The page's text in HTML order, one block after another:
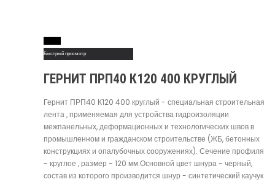
Быстрый просмотр
ГЕРНИТ ПРП40 К120 400 КРУГЛЫЙ
Гернит ПРП40 К120 400 круглый - специальная строительная
лента , применяемая для устройства гидроизоляции
межпанельных, деформационных и технологических швов в
промышленном и гражданском строительстве (ЖБ, бетонных
конструкциях и опалубочных сооружениях). Сечение профиля
- круглое , размер - 120 мм.Основной цвет шнура - черный,
состав из которого производится шнур - синтетический каучук